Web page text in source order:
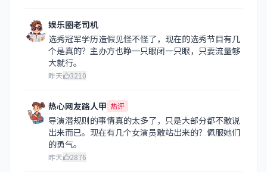
娱乐圈老司机
选秀冠军学历造假见怪不怪了，现在的选秀节目有几
个是真的？主办方也睁一只眼闭一只眼，只要流量够
大就行。
昨天 3210
热心网友路人甲 热评
导演潜规则的事情真的太多了，只是大部分都不敢说
出来而已。现在有几个女演员敢站出来的？佩服她们
的勇气。
昨天 2876